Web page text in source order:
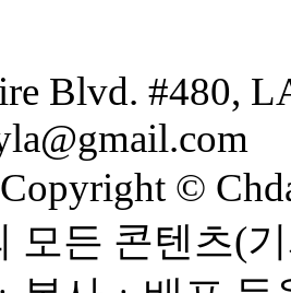
Blvd. #480,
©
모든 콘텐츠(